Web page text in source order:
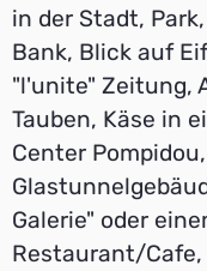
in der Stadt,
Bank, Blick auf
"l'unite" Zeitung,
Tauben, Käse in
Center
Galerie" oder
Restaurant/